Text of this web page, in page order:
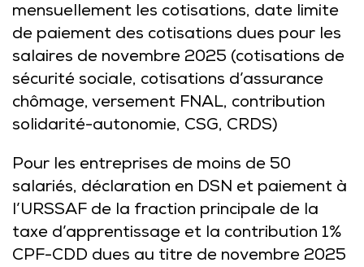
mensuellement les cotisations, date limite
de paiement des cotisations dues pour les
salaires de novembre 2025 (cotisations de
sécurité sociale, cotisations d’assurance
chômage, versement FNAL, contribution
solidarité-autonomie, CSG, CRDS)
Pour les entreprises de moins de 50
salariés, déclaration en DSN et paiement à
l’URSSAF de la fraction principale de la
taxe d’apprentissage et la contribution 1%
CPF-CDD dues au titre de novembre 2025